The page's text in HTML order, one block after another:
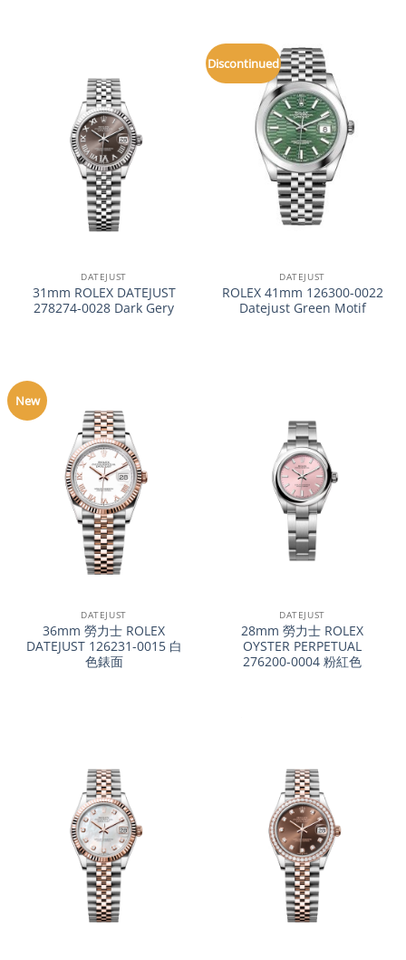
DATEJUST
31mm ROLEX DATEJUST
278274-0028 Dark Gery
Discontinued
DATEJUST
ROLEX 41mm 126300-0022
Datejust Green Motif
New
DATEJUST
36mm 勞力士 ROLEX
DATEJUST 126231-0015 白
色錶面
DATEJUST
28mm 勞力士 ROLEX
OYSTER PERPETUAL
276200-0004 粉紅色